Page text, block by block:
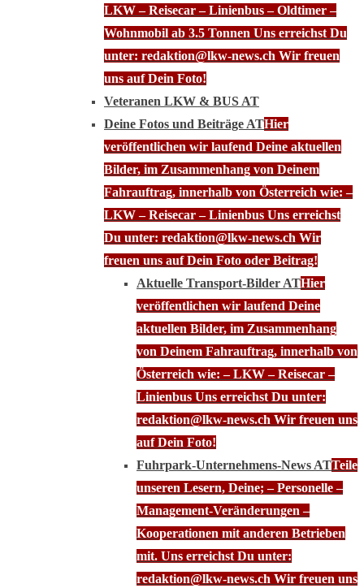
LKW – Reisecar – Linienbus – Oldtimer –
Wohnmobil ab 3.5 Tonnen Uns erreichst Du
unter: redaktion@lkw-news.ch Wir freuen
uns auf Dein Foto!
Veteranen LKW & BUS AT
Deine Fotos und Beiträge ATHier
veröffentlichen wir laufend Deine aktuellen
Bilder, im Zusammenhang von Deinem
Fahrauftrag, innerhalb von Österreich wie: –
LKW – Reisecar – Linienbus Uns erreichst
Du unter: redaktion@lkw-news.ch Wir
freuen uns auf Dein Foto oder Beitrag!
Aktuelle Transport-Bilder ATHier
veröffentlichen wir laufend Deine
aktuellen Bilder, im Zusammenhang
von Deinem Fahrauftrag, innerhalb von
Österreich wie: – LKW – Reisecar –
Linienbus Uns erreichst Du unter:
redaktion@lkw-news.ch Wir freuen uns
auf Dein Foto!
Fuhrpark-Unternehmens-News ATTeile
unseren Lesern, Deine; – Personelle –
Management-Veränderungen –
Kooperationen mit anderen Betrieben
mit. Uns erreichst Du unter:
redaktion@lkw-news.ch Wir freuen uns